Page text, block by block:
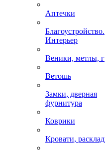
Аптечки
Благоустройство.
Интерьер
Веники, метлы,
Ветошь
Замки, дверная
фурнитура
Коврики
Кровати,